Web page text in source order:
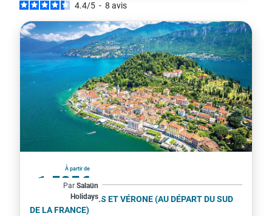
4.4/5 - 8 avis
À partir de
1 525€
par personne
Par Salaün
Holidays
LES LACS ITALIENS ET VÉRONE (AU DÉPART DU SUD
DE LA FRANCE)